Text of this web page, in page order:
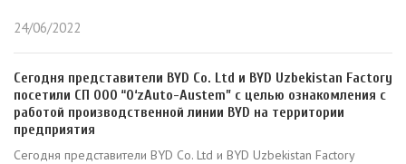
24/06/2022
Сегодня представители BYD Co. Ltd и BYD Uzbekistan Factory
посетили СП ООО “O‘zAuto-Austem” с целью ознакомления с
работой производственной линии BYD на территории
предприятия
Сегодня представители BYD Co. Ltd и BYD Uzbekistan Factory